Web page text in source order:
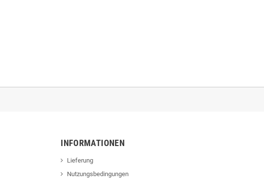
INFORMATIONEN
Lieferung
Nutzungsbedingungen